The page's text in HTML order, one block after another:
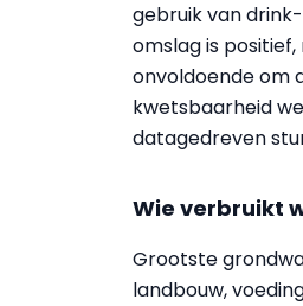
gebruik van
omslag is
onvoldoende om
kwetsbaarheid
datagedreven
Wie verbruikt
Grootste
landbouw,